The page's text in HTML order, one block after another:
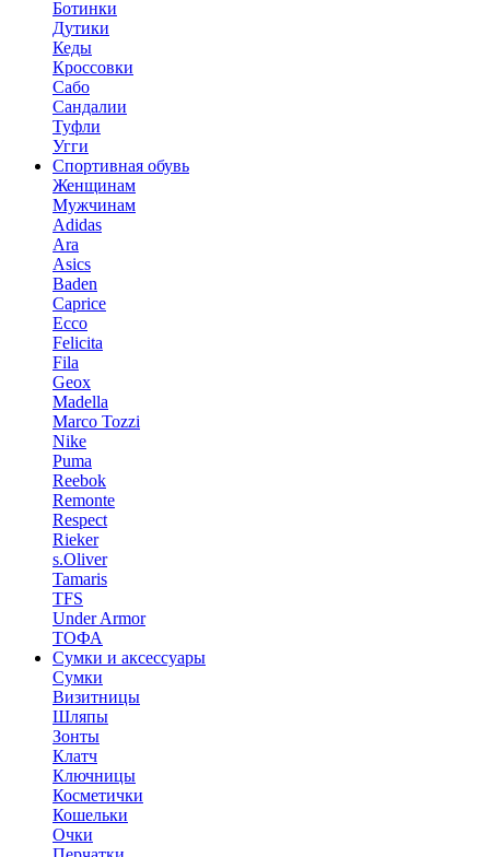
Ботинки
Дутики
Кеды
Кроссовки
Сабо
Сандалии
Туфли
Угги
Спортивная обувь
Женщинам
Мужчинам
Adidas
Ara
Asics
Baden
Caprice
Ecco
Felicita
Fila
Geox
Madella
Marco Tozzi
Nike
Puma
Reebok
Remonte
Respect
Rieker
s.Oliver
Tamaris
TFS
Under Armor
ТОФА
Сумки и аксессуары
Сумки
Визитницы
Шляпы
Зонты
Клатч
Ключницы
Косметички
Кошельки
Очки